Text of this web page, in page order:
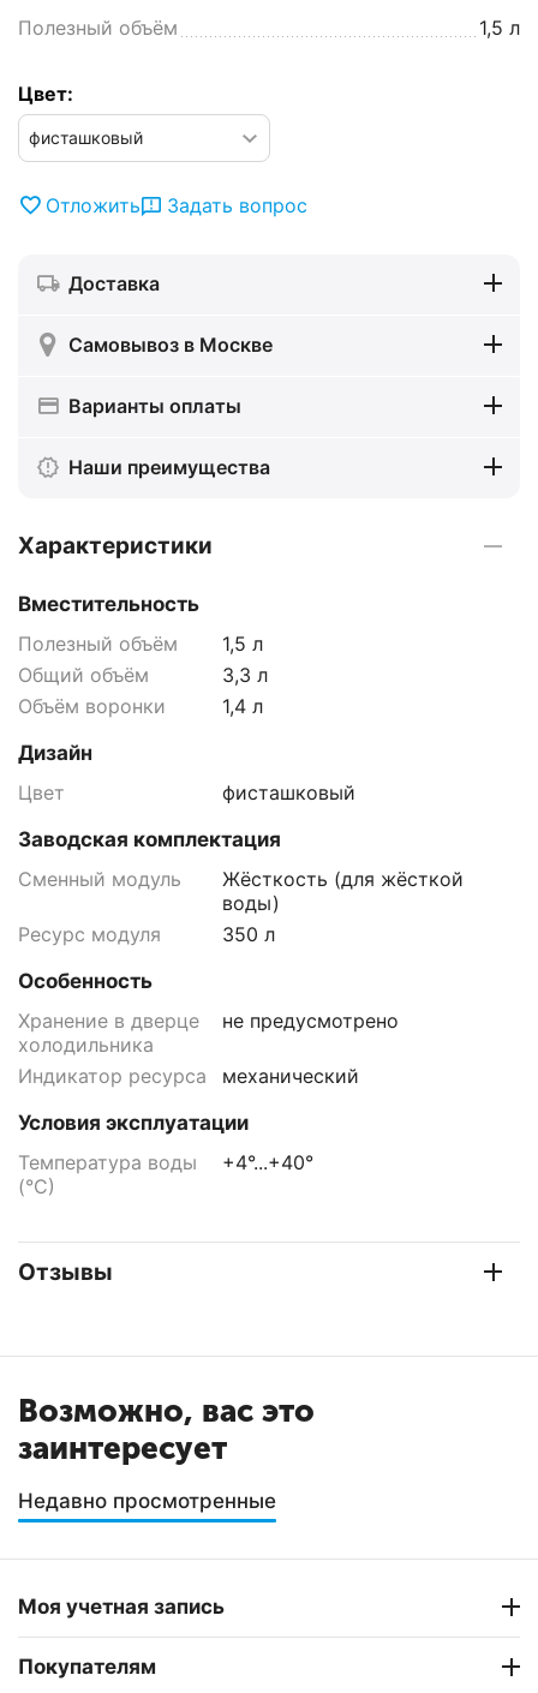
Полезный объём
1,5 л
Цвет:
Отложить Задать вопрос
Доставка
Самовывоз в Москве
Варианты оплаты
Наши преимущества
Характеристики
Вместительность
Полезный объём
1,5 л
Общий объём
3,3 л
Объём воронки
1,4 л
Дизайн
Цвет
фисташковый
Заводская комплектация
Сменный модуль
Жёсткость (для жёсткой
воды)
Ресурс модуля
350 л
Особенность
Хранение в дверце
холодильника
не предусмотрено
Индикатор ресурса
механический
Условия эксплуатации
Температура воды
(°С)
+4°...+40°
Отзывы
Возможно, вас это
заинтересует
Недавно просмотренные
Моя учетная запись
Покупателям